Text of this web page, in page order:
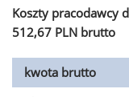
Koszty pracodawcy
512,67 PLN brutto
kwota brutto